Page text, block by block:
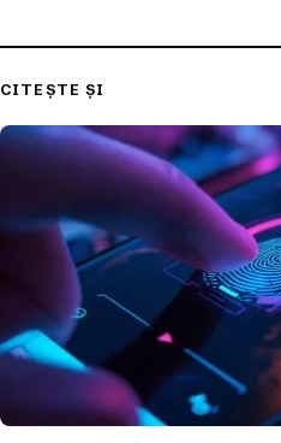
CITEȘTE ȘI